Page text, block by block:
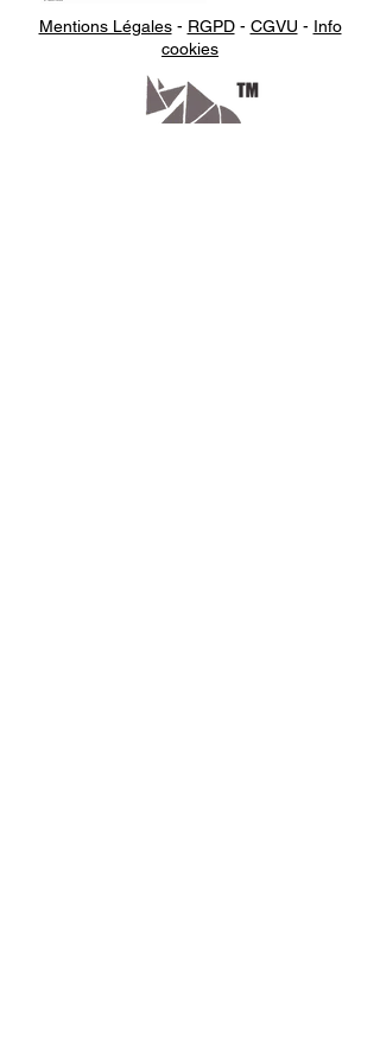
Mentions Légales- RGPD- CGVU - Info
cookies